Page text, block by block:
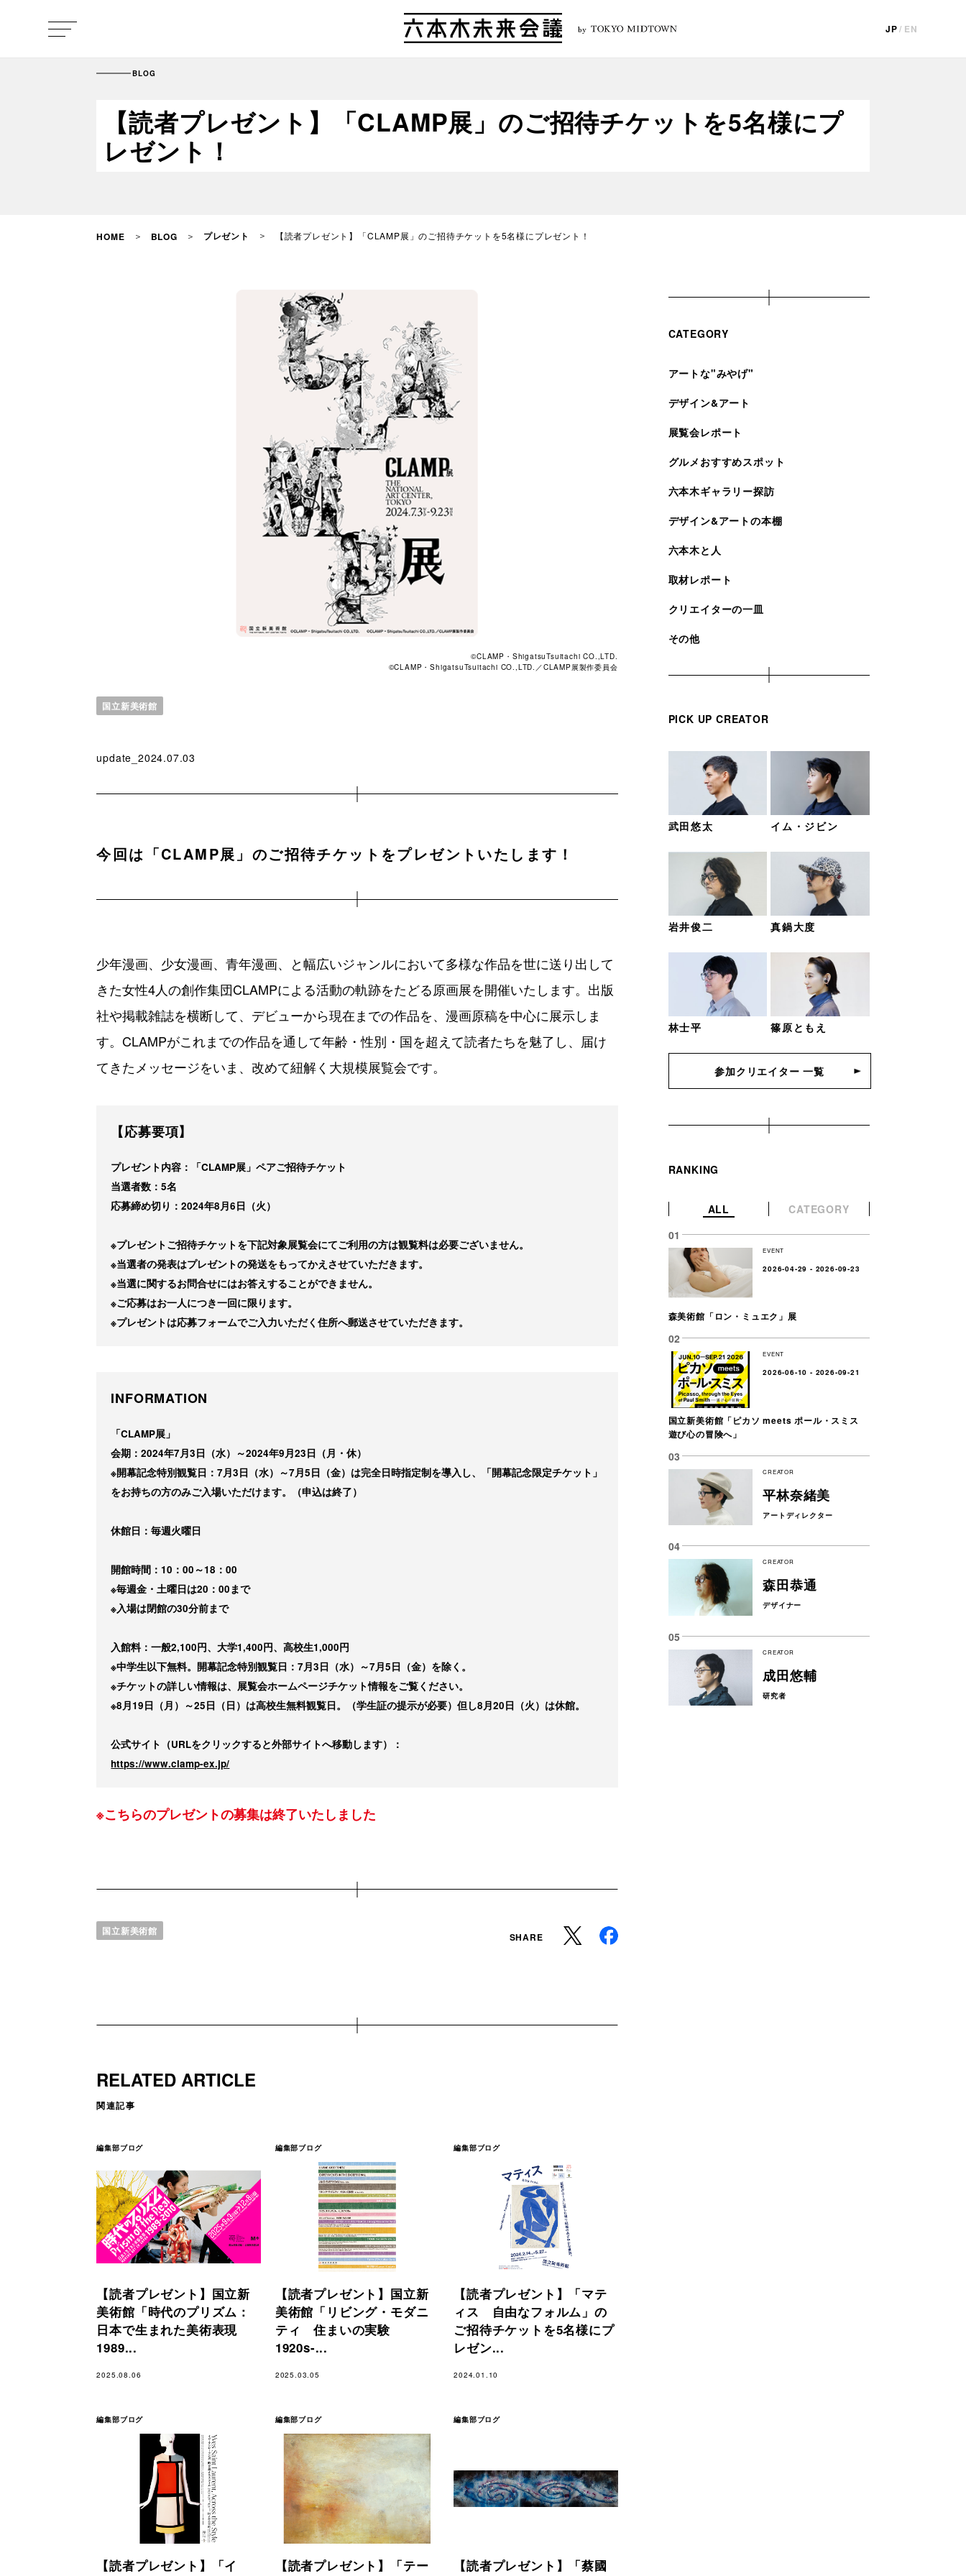
by JP/ EN
BLOG
【読者プレゼント】「CLAMP展」のご招待チケットを5名様にプ
レゼント！
HOME BLOG プレゼント 【読者プレゼント】「CLAMP展」のご招待チケットを5名様にプレゼント！
©CLAMP・ShigatsuTsuitachi CO.,LTD.
©CLAMP・ShigatsuTsuitachi CO.,LTD.／CLAMP展製作委員会
国立新美術館
update_2024.07.03
今回は「CLAMP展」のご招待チケットをプレゼントいたします！
少年漫画、少女漫画、青年漫画、と幅広いジャンルにおいて多様な作品を世に送り出して
きた女性4人の創作集団CLAMPによる活動の軌跡をたどる原画展を開催いたします。出版
社や掲載雑誌を横断して、デビューから現在までの作品を、漫画原稿を中心に展示しま
す。CLAMPがこれまでの作品を通して年齢・性別・国を超えて読者たちを魅了し、届け
てきたメッセージをいま、改めて紐解く大規模展覧会です。
【応募要項】
プレゼント内容：「CLAMP展」ペアご招待チケット
当選者数：5名
応募締め切り：2024年8月6日（火）
※プレゼントご招待チケットを下記対象展覧会にてご利用の方は観覧料は必要ございません。
※当選者の発表はプレゼントの発送をもってかえさせていただきます。
※当選に関するお問合せにはお答えすることができません。
※ご応募はお一人につき一回に限ります。
※プレゼントは応募フォームでご入力いただく住所へ郵送させていただきます。
INFORMATION
「CLAMP展」
会期：2024年7月3日（水）～2024年9月23日（月・休）
※開幕記念特別観覧日：7月3日（水）～7月5日（金）は完全日時指定制を導入し、「開幕記念限定チケット」
をお持ちの方のみご入場いただけます。（申込は終了）
休館日：毎週火曜日
開館時間：10：00～18：00
※毎週金・土曜日は20：00まで
※入場は閉館の30分前まで
入館料：一般2,100円、大学1,400円、高校生1,000円
※中学生以下無料。開幕記念特別観覧日：7月3日（水）～7月5日（金）を除く。
※チケットの詳しい情報は、展覧会ホームページチケット情報をご覧ください。
※8月19日（月）～25日（日）は高校生無料観覧日。（学生証の提示が必要）但し8月20日（火）は休館。
公式サイト（URLをクリックすると外部サイトへ移動します）：
https://www.clamp-ex.jp/
※こちらのプレゼントの募集は終了いたしました
国立新美術館 SHARE
RELATED ARTICLE
関連記事
編集部ブログ
【読者プレゼント】国立新
美術館「時代のプリズム：
日本で生まれた美術表現
1989...
2025.08.06
編集部ブログ
【読者プレゼント】国立新
美術館「リビング・モダニ
ティ 住まいの実験
1920s-...
2025.03.05
編集部ブログ
【読者プレゼント】「マテ
ィス 自由なフォルム」の
ご招待チケットを5名様にプ
レゼン...
2024.01.10
編集部ブログ
【読者プレゼント】「イ
編集部ブログ
【読者プレゼント】「テー
編集部ブログ
【読者プレゼント】「蔡國
CATEGORY
アートな"みやげ"
デザイン&アート
展覧会レポート
グルメおすすめスポット
六本木ギャラリー探訪
デザイン&アートの本棚
六本木と人
取材レポート
クリエイターの一皿
その他
PICK UP CREATOR
武田悠太 イム・ジビン
岩井俊二 真鍋大度
林士平 篠原ともえ
参加クリエイター 一覧
RANKING
ALL CATEGORY
EVENT
2026-04-29 - 2026-09-23
森美術館「ロン・ミュエク」展
EVENT
2026-06-10 - 2026-09-21
国立新美術館「ピカソ meets ポール・スミス
遊び心の冒険へ」
CREATOR
平林奈緒美
アートディレクター
CREATOR
森田恭通
デザイナー
CREATOR
成田悠輔
研究者